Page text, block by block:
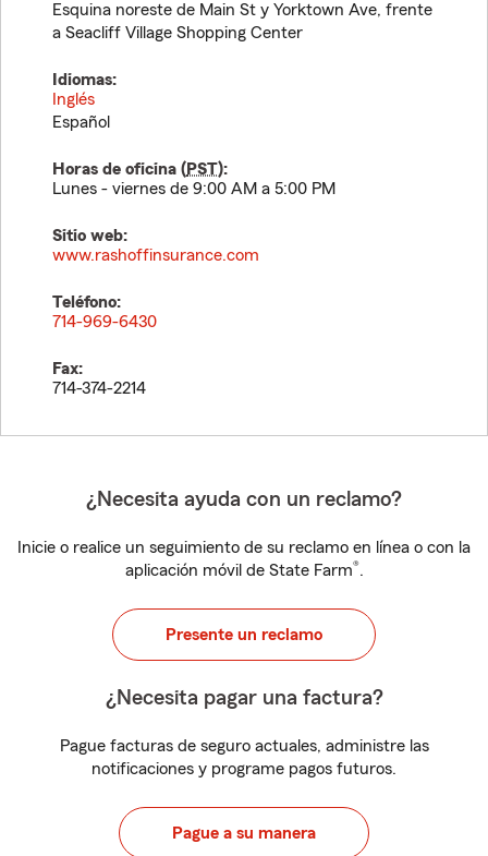
Esquina noreste de Main St y Yorktown Ave, frente
a Seacliff Village Shopping Center
Idiomas:
Inglés
Español
Horas de oficina (PST):
Lunes - viernes de 9:00 AM a 5:00 PM
Sitio web:
www.rashoffinsurance.com
Teléfono:
714-969-6430
Fax:
714-374-2214
¿Necesita ayuda con un reclamo?
Inicie o realice un seguimiento de su reclamo en línea o con la
aplicación móvil de State Farm®.
Presente un reclamo
¿Necesita pagar una factura?
Pague facturas de seguro actuales, administre las
notificaciones y programe pagos futuros.
Pague a su manera